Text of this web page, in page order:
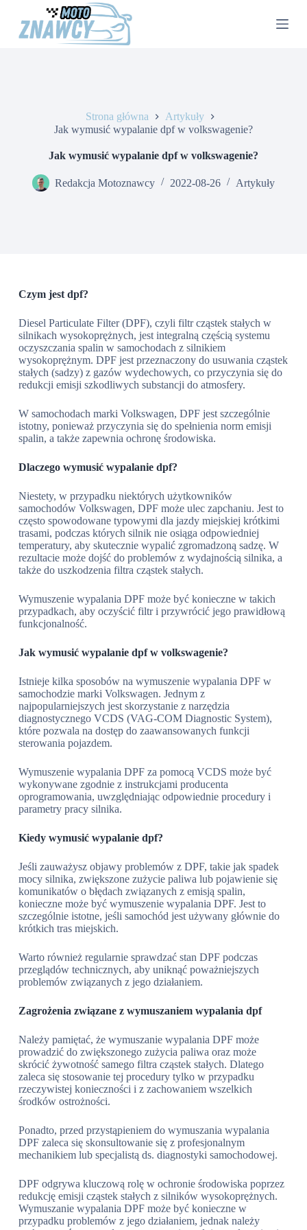
Strona główna
Artykuły
Jak wymusić wypalanie dpf w volkswagenie?
Jak wymusić wypalanie dpf w volkswagenie?
Redakcja Motoznawcy 2022-08-26 Artykuły
Czym jest dpf?
Diesel Particulate Filter (DPF), czyli filtr cząstek stałych w
silnikach wysokoprężnych, jest integralną częścią systemu
oczyszczania spalin w samochodach z silnikiem
wysokoprężnym. DPF jest przeznaczony do usuwania cząstek
stałych (sadzy) z gazów wydechowych, co przyczynia się do
redukcji emisji szkodliwych substancji do atmosfery.
W samochodach marki Volkswagen, DPF jest szczególnie
istotny, ponieważ przyczynia się do spełnienia norm emisji
spalin, a także zapewnia ochronę środowiska.
Dlaczego wymusić wypalanie dpf?
Niestety, w przypadku niektórych użytkowników
samochodów Volkswagen, DPF może ulec zapchaniu. Jest to
często spowodowane typowymi dla jazdy miejskiej krótkimi
trasami, podczas których silnik nie osiąga odpowiedniej
temperatury, aby skutecznie wypalić zgromadzoną sadzę. W
rezultacie może dojść do problemów z wydajnością silnika, a
także do uszkodzenia filtra cząstek stałych.
Wymuszenie wypalania DPF może być konieczne w takich
przypadkach, aby oczyścić filtr i przywrócić jego prawidłową
funkcjonalność.
Jak wymusić wypalanie dpf w volkswagenie?
Istnieje kilka sposobów na wymuszenie wypalania DPF w
samochodzie marki Volkswagen. Jednym z
najpopularniejszych jest skorzystanie z narzędzia
diagnostycznego VCDS (VAG-COM Diagnostic System),
które pozwala na dostęp do zaawansowanych funkcji
sterowania pojazdem.
Wymuszenie wypalania DPF za pomocą VCDS może być
wykonywane zgodnie z instrukcjami producenta
oprogramowania, uwzględniając odpowiednie procedury i
parametry pracy silnika.
Kiedy wymusić wypalanie dpf?
Jeśli zauważysz objawy problemów z DPF, takie jak spadek
mocy silnika, zwiększone zużycie paliwa lub pojawienie się
komunikatów o błędach związanych z emisją spalin,
konieczne może być wymuszenie wypalania DPF. Jest to
szczególnie istotne, jeśli samochód jest używany głównie do
krótkich tras miejskich.
Warto również regularnie sprawdzać stan DPF podczas
przeglądów technicznych, aby uniknąć poważniejszych
problemów związanych z jego działaniem.
Zagrożenia związane z wymuszaniem wypalania dpf
Należy pamiętać, że wymuszanie wypalania DPF może
prowadzić do zwiększonego zużycia paliwa oraz może
skrócić żywotność samego filtra cząstek stałych. Dlatego
zaleca się stosowanie tej procedury tylko w przypadku
rzeczywistej konieczności i z zachowaniem wszelkich
środków ostrożności.
Ponadto, przed przystąpieniem do wymuszania wypalania
DPF zaleca się skonsultowanie się z profesjonalnym
mechanikiem lub specjalistą ds. diagnostyki samochodowej.
DPF odgrywa kluczową rolę w ochronie środowiska poprzez
redukcję emisji cząstek stałych z silników wysokoprężnych.
Wymuszanie wypalania DPF może być konieczne w
przypadku problemów z jego działaniem, jednak należy